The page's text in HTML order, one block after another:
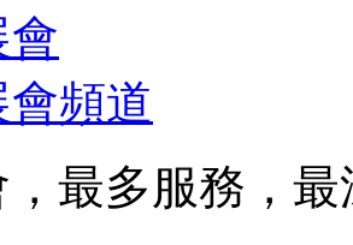
頻道
最多服務